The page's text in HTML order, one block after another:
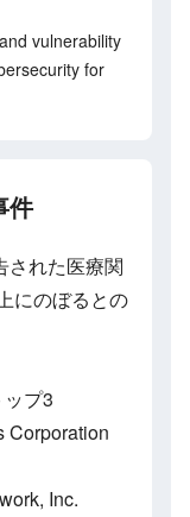
vulnerability
for
件
された医療関
にのぼるとの
プ3
Corporation
Inc.